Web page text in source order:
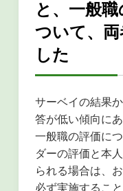
と、一般
ついて、
した
サーベイの結果
答が低い傾向に
一般職の評価に
ダーの評価と本
られる場合は、
必ず実施すること